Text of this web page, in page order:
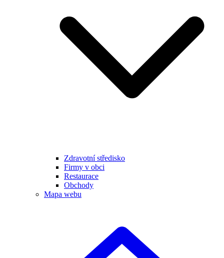
Zdravotní středisko
Firmy v obci
Restaurace
Obchody
Mapa webu